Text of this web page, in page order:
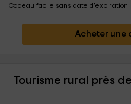
Cadeau facile sans date d'expiration
Acheter une
Tourisme rural près